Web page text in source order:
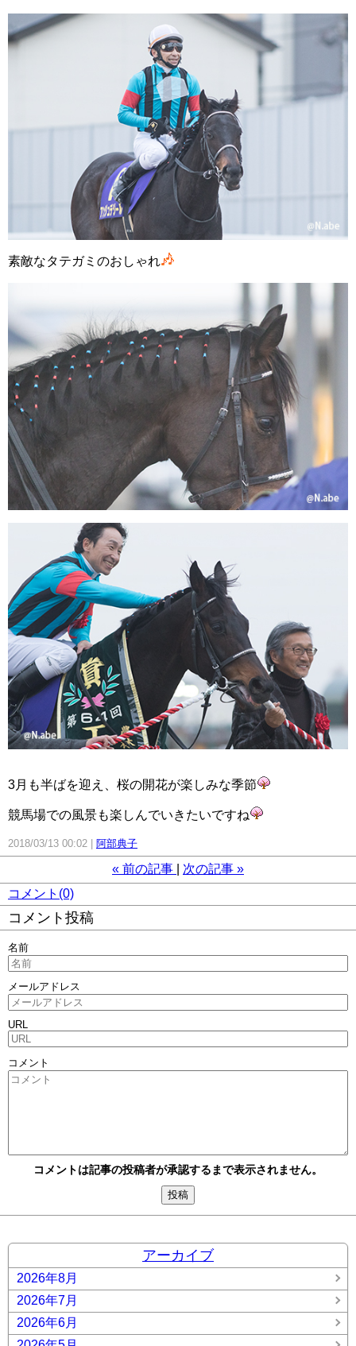
素敵なタテガミのおしゃれ
3月も半ばを迎え、桜の開花が楽しみな季節
競馬場での風景も楽しんでいきたいですね
2018/03/13 00:02 阿部典子
« 前の記事 次の記事 »
コメント(0)
コメント投稿
名前
メールアドレス
URL
コメント
コメントは記事の投稿者が承認するまで表示されません。
アーカイブ
2026年8月
2026年7月
2026年6月